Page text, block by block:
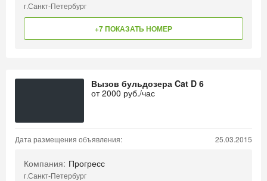
г.Санкт-Петербург
+7 ПОКАЗАТЬ НОМЕР
Вызов бульдозера Cat D 6
от2000 руб./час
Дата размещения объявления: 25.03.2015
Компания: Прогресс
г.Санкт-Петербург